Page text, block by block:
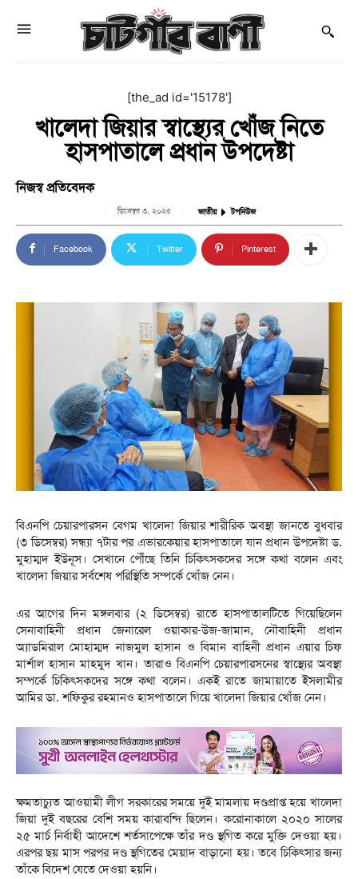
[the_ad id='15178']
খালেদা জিয়ার স্বাস্থ্যের খোঁজ নিতে
হাসপাতালে প্রধান উপদেষ্টা
নিজস্ব প্রতিবেদক
ডিসেম্বর ৩, ২০২৫ জাতীয় টপনিউজ
Facebook Twitter Pinterest
বিএনপি চেয়ারপারসন বেগম খালেদা জিয়ার শারীরিক অবস্থা জানতে বুধবার
(৩ ডিসেম্বর) সন্ধ্যা ৭টার পর এভারকেয়ার হাসপাতালে যান প্রধান উপদেষ্টা ড.
মুহাম্মদ ইউনূস। সেখানে পৌঁছে তিনি চিকিৎসকদের সঙ্গে কথা বলেন এবং
খালেদা জিয়ার সর্বশেষ পরিস্থিতি সম্পর্কে খোঁজ নেন।
এর আগের দিন মঙ্গলবার (২ ডিসেম্বর) রাতে হাসপাতালটিতে গিয়েছিলেন
সেনাবাহিনী প্রধান জেনারেল ওয়াকার-উজ-জামান, নৌবাহিনী প্রধান
অ্যাডমিরাল মোহাম্মদ নাজমুল হাসান ও বিমান বাহিনী প্রধান এয়ার চিফ
মার্শাল হাসান মাহমুদ খান। তারাও বিএনপি চেয়ারপারসনের স্বাস্থ্যের অবস্থা
সম্পর্কে চিকিৎসকদের সঙ্গে কথা বলেন। একই রাতে জামায়াতে ইসলামীর
আমির ডা. শফিকুর রহমানও হাসপাতালে গিয়ে খালেদা জিয়ার খোঁজ নেন।
ক্ষমতাচ্যুত আওয়ামী লীগ সরকারের সময়ে দুই মামলায় দণ্ডপ্রাপ্ত হয়ে খালেদা
জিয়া দুই বছরের বেশি সময় কারাবন্দি ছিলেন। করোনাকালে ২০২০ সালের
২৫ মার্চ নির্বাহী আদেশে শর্তসাপেক্ষে তাঁর দণ্ড স্থগিত করে মুক্তি দেওয়া হয়।
এরপর ছয় মাস পরপর দণ্ড স্থগিতের মেয়াদ বাড়ানো হয়। তবে চিকিৎসার জন্য
তাঁকে বিদেশ যেতে দেওয়া হয়নি।